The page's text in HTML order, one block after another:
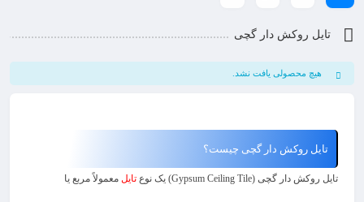
تایل روکش دار گچی
هیچ محصولی یافت نشد.
تایل روکش دار گچی چیست؟
تایل روکش دار گچی (Gypsum Ceiling Tile) یک نوع تایل معمولاً مربع یا